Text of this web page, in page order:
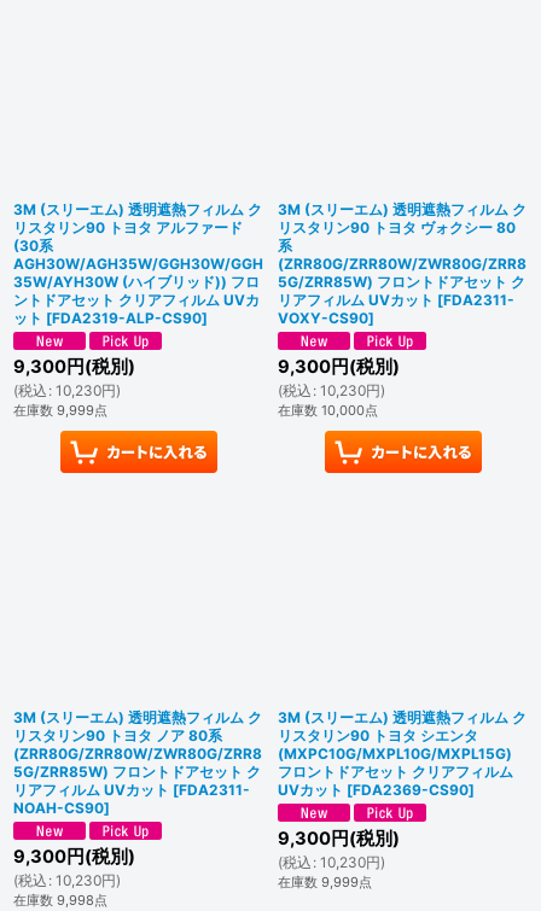
3M (スリーエム) 透明遮熱フィルム ク
リスタリン90 トヨタ アルファード
(30系
AGH30W/AGH35W/GGH30W/GGH
35W/AYH30W (ハイブリッド)) フロ
ントドアセット クリアフィルム UVカ
ット [FDA2319-ALP-CS90]
9,300円(税別)
(税込 : 10,230円)
在庫数 9,999点
3M (スリーエム) 透明遮熱フィルム ク
リスタリン90 トヨタ ヴォクシー 80
系
(ZRR80G/ZRR80W/ZWR80G/ZRR8
5G/ZRR85W) フロントドアセット ク
リアフィルム UVカット [FDA2311-
VOXY-CS90]
9,300円(税別)
(税込 : 10,230円)
在庫数 10,000点
3M (スリーエム) 透明遮熱フィルム ク
リスタリン90 トヨタ ノア 80系
(ZRR80G/ZRR80W/ZWR80G/ZRR8
5G/ZRR85W) フロントドアセット ク
リアフィルム UVカット [FDA2311-
NOAH-CS90]
9,300円(税別)
(税込 : 10,230円)
在庫数 9,998点
3M (スリーエム) 透明遮熱フィルム ク
リスタリン90 トヨタ シエンタ
(MXPC10G/MXPL10G/MXPL15G)
フロントドアセット クリアフィルム
UVカット [FDA2369-CS90]
9,300円(税別)
(税込 : 10,230円)
在庫数 9,999点